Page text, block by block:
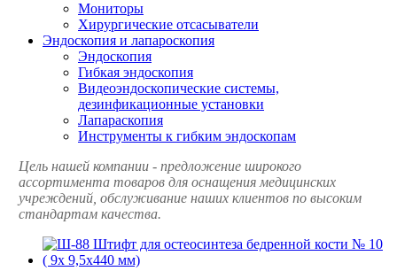
Мониторы
Хирургические отсасыватели
Эндоскопия и лапароскопия
Эндоскопия
Гибкая эндоскопия
Видеоэндоскопические системы,
дезинфикационные установки
Лапараскопия
Инструменты к гибким эндоскопам
Цель нашей компании - предложение широкого
ассортимента товаров для оснащения медицинских
учреждений, обслуживание наших клиентов по высоким
стандартам качества.